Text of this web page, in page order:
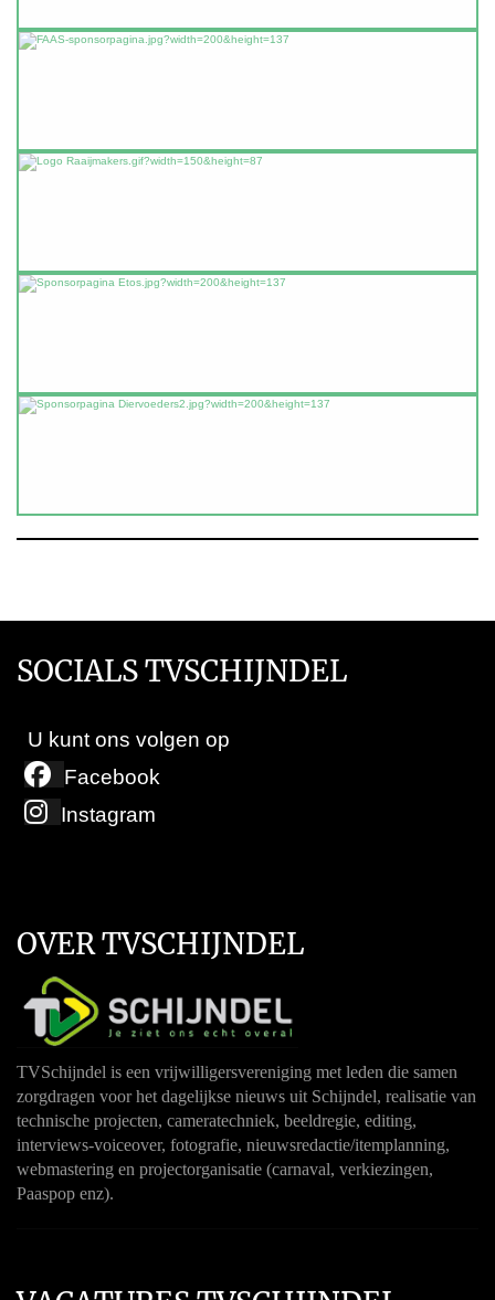
SOCIALS TVSCHIJNDEL
U kunt ons volgen op
Facebook
Instagram
OVER TVSCHIJNDEL
TVSchijndel is een vrijwilligersvereniging met leden die samen
zorgdragen voor het dagelijkse nieuws uit Schijndel, realisatie van
technische projecten, cameratechniek, beeldregie, editing,
interviews-voiceover, fotografie, nieuwsredactie/itemplanning,
webmastering en projectorganisatie (carnaval, verkiezingen,
Paaspop enz).